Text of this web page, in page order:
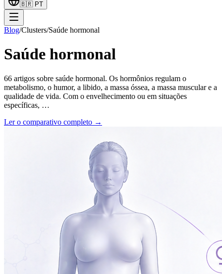
🇧🇷 PT
Blog/Clusters/Saúde hormonal
Saúde hormonal
66 artigos sobre saúde hormonal. Os hormônios regulam o
metabolismo, o humor, a libido, a massa óssea, a massa muscular e a
qualidade de vida. Com o envelhecimento ou em situações
específicas, …
Ler o comparativo completo →